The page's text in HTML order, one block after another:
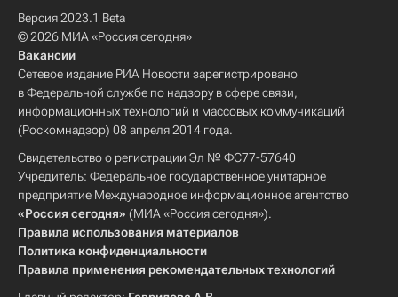
Версия 2023.1 Beta
© 2026 МИА «Россия сегодня»
Вакансии
Сетевое издание РИА Новости зарегистрировано
в Федеральной службе по надзору в сфере связи,
информационных технологий и массовых коммуникаций
(Роскомнадзор) 08 апреля 2014 года.
Свидетельство о регистрации Эл № ФС77-57640
Учредитель: Федеральное государственное унитарное
предприятие Международное информационное агентство
«Россия сегодня» (МИА «Россия сегодня»).
Правила использования материалов
Политика конфиденциальности
Правила применения рекомендательных технологий